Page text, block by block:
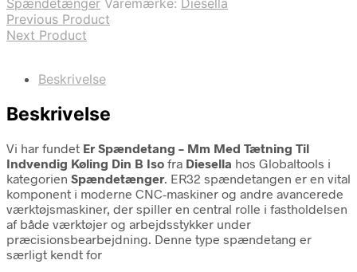
Spændetænger Varemærke: Diesella
Previous Product
Next Product
Beskrivelse
Beskrivelse
Vi har fundet Er Spændetang – Mm Med Tætning Til
Indvendig Køling Din B Iso fra Diesella hos Globaltools i
kategorien Spændetænger. ER32 spændetangen er en vital
komponent i moderne CNC-maskiner og andre avancerede
værktøjsmaskiner, der spiller en central rolle i fastholdelsen
af både værktøjer og arbejdsstykker under
præcisionsbearbejdning. Denne type spændetang er
særligt kendt for